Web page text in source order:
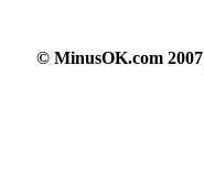
© MinusOK.com 2007